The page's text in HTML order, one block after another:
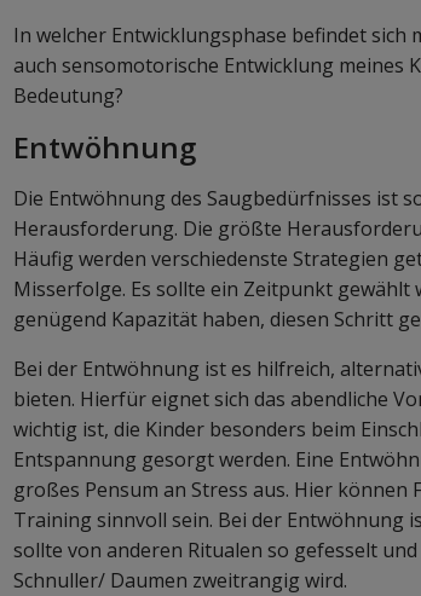
In welcher Entwicklungsphase befindet sich
auch sensomotorische Entwicklung
Bedeutung?
Entwöhnung
Die Entwöhnung des Saugbedürfnisses ist
Herausforderung. Die größte
Häufig werden verschiedenste Strategien
Misserfolge. Es sollte ein Zeitpunkt gewählt
genügend Kapazität haben, diesen Schritt
Bei der Entwöhnung ist es hilfreich,
bieten. Hierfür eignet sich das abendliche
wichtig ist, die Kinder besonders beim
Entspannung gesorgt werden. Eine
großes Pensum an Stress aus. Hier
Training sinnvoll sein. Bei der Entwöhnung
sollte von anderen Ritualen so gefesselt
Schnuller/ Daumen zweitrangig wird.